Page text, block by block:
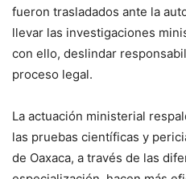
fueron trasladados ante la
llevar las investigaciones
con ello, deslindar
proceso legal.
La actuación ministerial
las pruebas científicas y
de Oaxaca, a través de las